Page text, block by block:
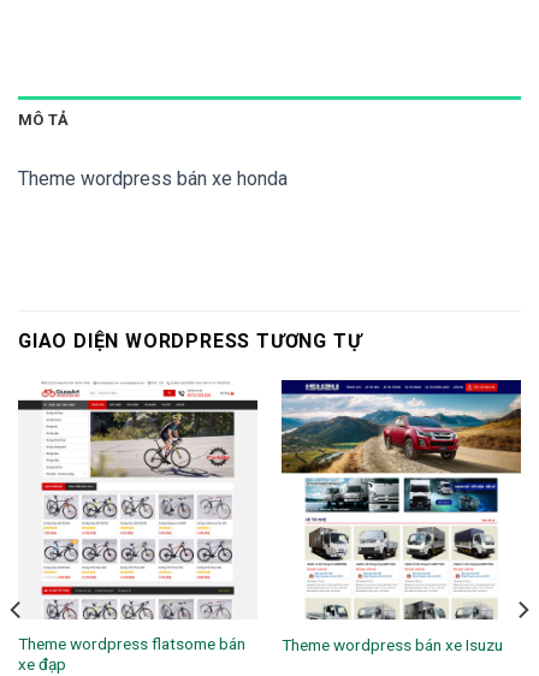
MÔ TẢ
Theme wordpress bán xe honda
GIAO DIỆN WORDPRESS TƯƠNG TỰ
Theme wordpress flatsome bán
xe đạp
Theme wordpress bán xe Isuzu